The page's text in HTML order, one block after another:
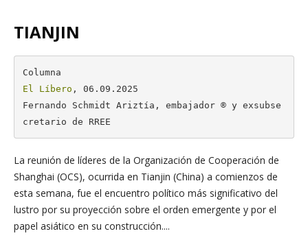
TIANJIN
El Líbero , 06.09.2025
Fernando Schmidt Ariztía, embajador ® y exsubse
cretario de RREE
La reunión de líderes de la Organización de Cooperación de
Shanghai (OCS), ocurrida en Tianjin (China) a comienzos de
esta semana, fue el encuentro político más significativo del
lustro por su proyección sobre el orden emergente y por el
papel asiático en su construcción....